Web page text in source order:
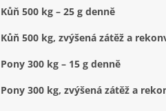
Kůň 500 kg – 25 g denně
Kůň 500 kg, zvýšená zátěž a
Pony 300 kg – 15 g denně
Pony 300 kg, zvýšená zátěž a